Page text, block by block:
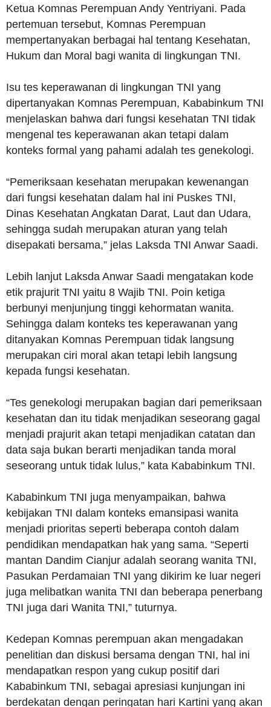
Ketua Komnas Perempuan Andy Yentriyani. Pada
pertemuan tersebut, Komnas Perempuan
mempertanyakan berbagai hal tentang Kesehatan,
Hukum dan Moral bagi wanita di lingkungan TNI.
Isu tes keperawanan di lingkungan TNI yang
dipertanyakan Komnas Perempuan, Kababinkum TNI
menjelaskan bahwa dari fungsi kesehatan TNI tidak
mengenal tes keperawanan akan tetapi dalam
konteks formal yang pahami adalah tes genekologi.
“Pemeriksaan kesehatan merupakan kewenangan
dari fungsi kesehatan dalam hal ini Puskes TNI,
Dinas Kesehatan Angkatan Darat, Laut dan Udara,
sehingga sudah merupakan aturan yang telah
disepakati bersama,” jelas Laksda TNI Anwar Saadi.
Lebih lanjut Laksda Anwar Saadi mengatakan kode
etik prajurit TNI yaitu 8 Wajib TNI. Poin ketiga
berbunyi menjunjung tinggi kehormatan wanita.
Sehingga dalam konteks tes keperawanan yang
ditanyakan Komnas Perempuan tidak langsung
merupakan ciri moral akan tetapi lebih langsung
kepada fungsi kesehatan.
“Tes genekologi merupakan bagian dari pemeriksaan
kesehatan dan itu tidak menjadikan seseorang gagal
menjadi prajurit akan tetapi menjadikan catatan dan
data saja bukan berarti menjadikan tanda moral
seseorang untuk tidak lulus,” kata Kababinkum TNI.
Kababinkum TNI juga menyampaikan, bahwa
kebijakan TNI dalam konteks emansipasi wanita
menjadi prioritas seperti beberapa contoh dalam
pendidikan mendapatkan hak yang sama. “Seperti
mantan Dandim Cianjur adalah seorang wanita TNI,
Pasukan Perdamaian TNI yang dikirim ke luar negeri
juga melibatkan wanita TNI dan beberapa penerbang
TNI juga dari Wanita TNI,” tuturnya.
Kedepan Komnas perempuan akan mengadakan
penelitian dan diskusi bersama dengan TNI, hal ini
mendapatkan respon yang cukup positif dari
Kababinkum TNI, sebagai apresiasi kunjungan ini
berdekatan dengan peringatan hari Kartini yang akan